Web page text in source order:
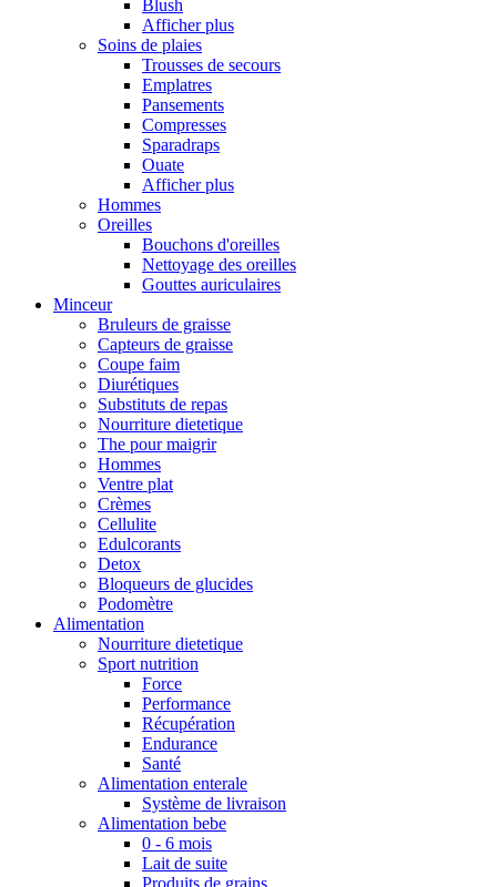
Blush
Afficher plus
Soins de plaies
Trousses de secours
Emplatres
Pansements
Compresses
Sparadraps
Ouate
Afficher plus
Hommes
Oreilles
Bouchons d'oreilles
Nettoyage des oreilles
Gouttes auriculaires
Minceur
Bruleurs de graisse
Capteurs de graisse
Coupe faim
Diurétiques
Substituts de repas
Nourriture dietetique
The pour maigrir
Hommes
Ventre plat
Crèmes
Cellulite
Edulcorants
Detox
Bloqueurs de glucides
Podomètre
Alimentation
Nourriture dietetique
Sport nutrition
Force
Performance
Récupération
Endurance
Santé
Alimentation enterale
Système de livraison
Alimentation bebe
0 - 6 mois
Lait de suite
Produits de grains